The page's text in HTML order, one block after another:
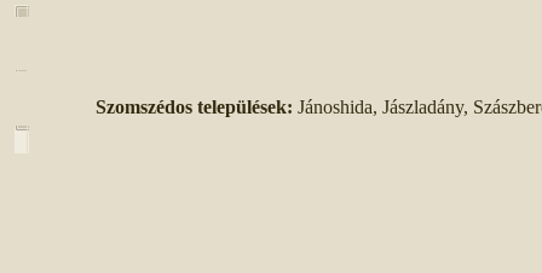
Szomszédos települések: Jánoshida, Jászladány,